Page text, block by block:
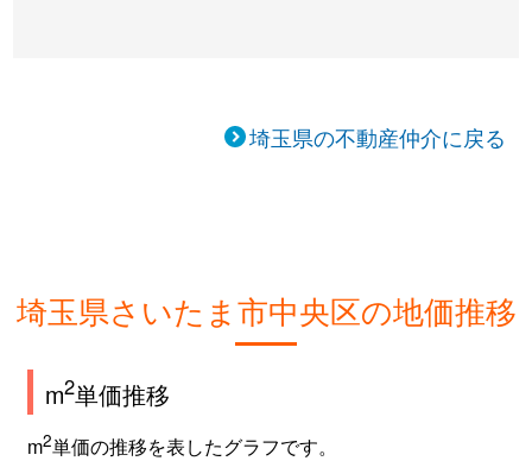
埼玉県の不動産仲介に戻る
埼玉県さいたま市中央区の地価推移
m2単価推移
m2単価の推移を表したグラフです。